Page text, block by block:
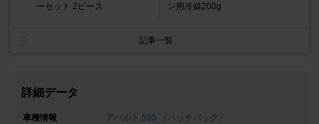
ーセット 2ピース
ン用冷媒200g
記事一覧
詳細データ
車種情報
アバルト 595 （ハッチバック）